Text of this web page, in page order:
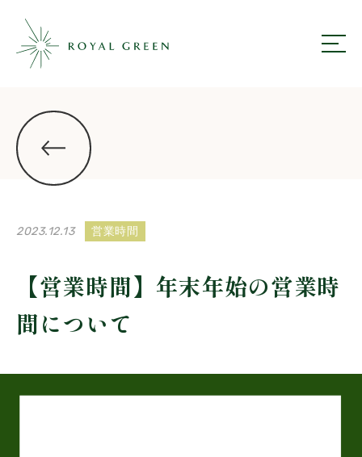
ROYAL GREEN
【営業時間】年末年始の営業時
間について
2023.12.13 営業時間
ニュース一覧にもどる